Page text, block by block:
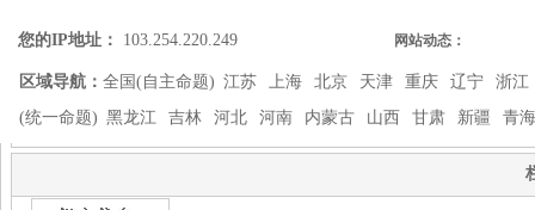
您的IP地址： 103.254.220.249 网站动态：
区域导航： 全国(自主命题) 江苏 上海 北京 天津 重庆 辽宁
浙江
(统一命题) 黑龙江 吉林 河北 河南 内蒙古 山西 甘肃 新疆 青